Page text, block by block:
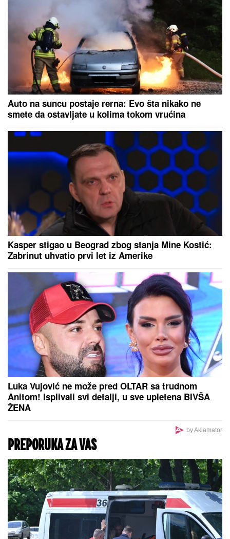
pokazala izvajane noge, u publici i
ova poznata pevačica uživa sa
mužem
NEDELjNI HOROSKOP OD 9. DO 15.
AVGUSTA: Ovna očekuje sudbinski
susret, Lava "španska serija" u
ljubavi, Strelca uvećanje prihoda
"IZMEĐU JELENE I MENE NIKADA NIŠTA NIJE
BILO"Goran Ratković Rale se oglasio nakon što je
Ana pretila Slobinoj ženi: "Našao sam se između
prijatelja i žene koju volim najviše na svetu!"
KABLAR POSTAO HIT MEĐU
TURISTIMA:Hiljade već posetile
novi vidikovac, a ulaz je i dalje
besplatan!
Auto na suncu postaje rerna: Evo šta nikako ne
smete da ostavljate u kolima tokom vrućina